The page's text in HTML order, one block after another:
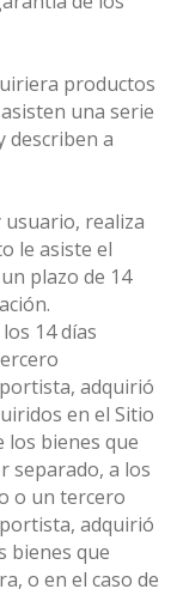
productos
una serie
describen a
realiza
le asiste el
plazo de 14
14 días
adquirió
en el Sitio
los bienes que
separado, a los
o un tercero
adquirió
bienes que
o en el caso de